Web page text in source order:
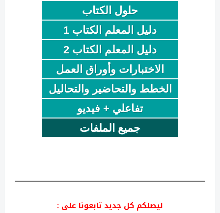
حلول الكتاب
دليل المعلم الكتاب 1
دليل المعلم الكتاب 2
الاختبارات وأوراق العمل
الخطط والتحاضير والتحاليل
تفاعلي + فيديو
جميع الملفات
ليصلكم كل جديد تابعونا على :